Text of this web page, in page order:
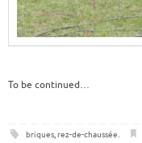
To be continued…
briques,rez-de-chaussée.